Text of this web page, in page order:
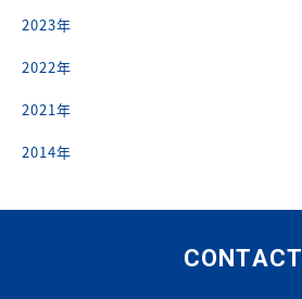
2023年
2022年
2021年
2014年
CONTACT